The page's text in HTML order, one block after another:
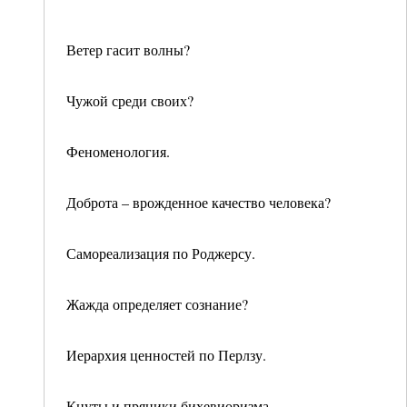
Ветер гасит волны?
Чужой среди своих?
Феноменология.
Доброта – врожденное качество человека?
Самореализация по Роджерсу.
Жажда определяет сознание?
Иерархия ценностей по Перлзу.